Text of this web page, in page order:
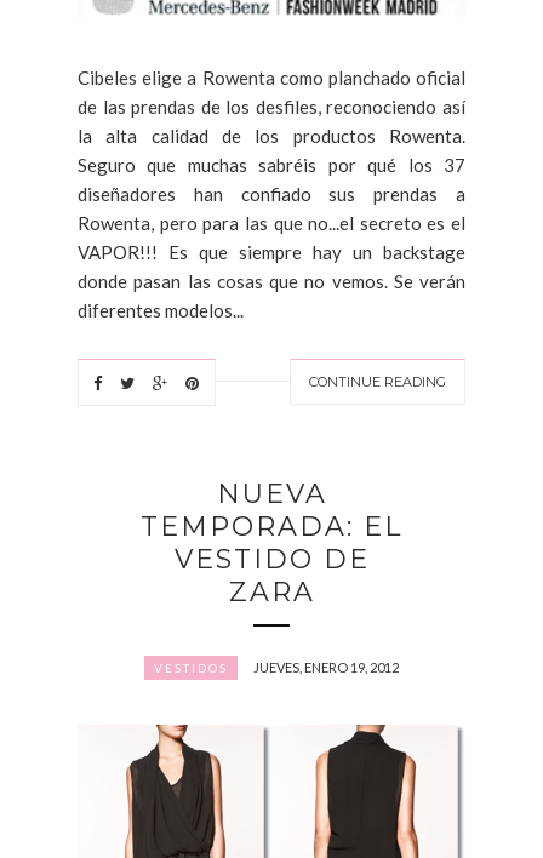
Cibeles elige a Rowenta como planchado oficial
de las prendas de los desfiles, reconociendo así
la alta calidad de los productos Rowenta.
Seguro que muchas sabréis por qué los 37
diseñadores han confiado sus prendas a
Rowenta, pero para las que no...el secreto es el
VAPOR!!! Es que siempre hay un backstage
donde pasan las cosas que no vemos. Se verán
diferentes modelos...
CONTINUE READING
NUEVA
TEMPORADA: EL
VESTIDO DE
ZARA
VESTIDOS JUEVES, ENERO 19, 2012